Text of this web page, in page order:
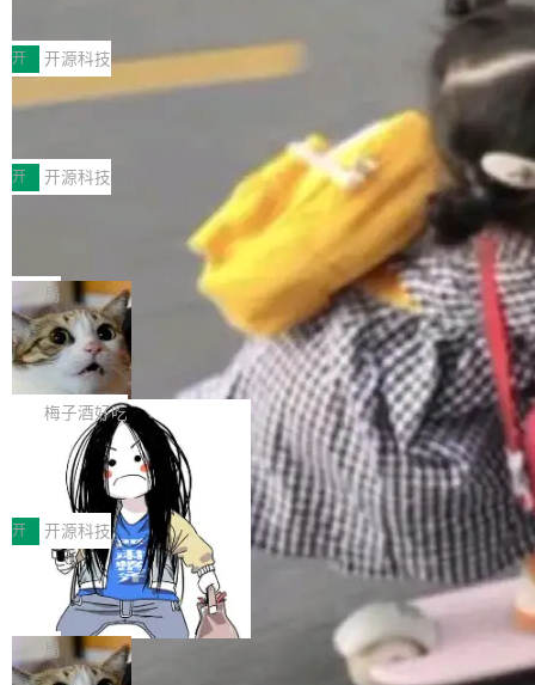
MPComm将作为一种传输引擎接入Mooncake T
ENT，实现零拷贝传输性能提升30%、非零拷贝
传输性能最高提升5倍。UCL-MPComm底层基
于自研UCL-Engine通信引擎，后续腾讯网平将
持续开源更多基于UCL-Engine的高性能通信组
件。 腾讯网平团队在UCL-MPComm中实现了一
个独立于业务线程的全局通信引擎（Engine），
型案例入选名单》，深信服“面向企业研发场景的
开源 AI 编程平台 CoStrict 应用”凭借卓越的技术
创新与落地成效成功入选。 全链路私有化部署，
助力企业AI研发安全落地 当前，越来越多企业已
经开始引入 AI Coding 工具，通过调用公有云模
型或企业内部部署模型提升研发效率。但随着 AI
Coding 从个人辅助工具逐步走向团队级、组织
级应用，企业在规模化落地过程中，对安全性、
可控性和代码质量提出了更高要求。 首先是数据
安全与合规要求。对于大多数普通研发场景，公
有云模型能够满足快速试用和效率提升的需求。
但对于金融、能源、医疗等对数据安全要求较...
开 开源科技
深信服AI算力网关入选工信部人工智能
前不久，工业和信息化部正式发布《2025年人工
智能应用典型案例名单》，集中展示人工智能在
各领域的应用成果，覆盖技术底座、行业赋能、
产品应用、支撑保障、专题等五大方向。深信服
AI算力网关（AI创新平台）成功入选！ 随着各行
各业的Agent走向规模化建设，算力构成形态逐
渐丰富，用户关注的重点也在发生变化：不只是
让AI用起来，还要进一步看清混合算力时代下，
Token花在哪里、算力是否被充分利用，以及持
续增长的AI成本该如何优化。 深信服AI算力网关
正是围绕这些实际问题，从Token治理和成本治
理两个方面，让用户的每一份算力都看得清、管
得住、用得稳、省得下、更安全！ 一、从现在开
始，Token使用一目...
开 开源科技
Jeff Dean 离开 Google：一个时代的结
束，一个实验室的开始
Google 员工编号 20。MapReduce 作者之一。
Bigtable 作者之一。TensorFlow 的作者之一。
Gemini 的架构师。Google 首席科学家。 Jeff D
ean 在 Google 工作了 27 年后，宣布离职。 他
不是一个人走。一同离开的还有 Sanjay Ghema
wat（Google 员工编号 23，Jeff Dean 二十多
年的编程搭档，MapReduce 和 Bigtable 的共同
作者）、Quoc Le（Google 大脑核心成员，Se
q2Seq 和 DocAI 的共同发明人）以及 Oriol Vin
yals（Gemini 联合负责人，AlphaSta...
局
🔥 SolonCode v2026.8.4 发布：界面
字体可调、22 种语言、记忆搜索增强
打开终端就能上岗的全中文编码智能体，这一轮
把「看得清、用母语、记得住」三件事一次补
齐。 SolonCode 是什么 SolonCode 是杭州无
耳科技研发的企业级终端编码智能体——一位全
中文驱动的数字员工，自主理解需求、规划步
骤、编写代码。不挑模型、不挑平台，curl 一行
装完即用。 开源地址：Gitee · GitCode · GitHu
b 安装 支持 Java 8+（8~26）、macOS / Linu
x / Windows / Harmony PC。 # macOS / Linu
x / Harmony PC curl -fsSL https://solon.noea
r.org/solon...
梅子酒好吃
让“代码语义理解”深度释放AI Coding
价值潜能：华为云码道（CodeArts）
代码仓技术解析
一、代码仓深度理解技术的作用与价值 在软件工
程实践中，代码仓是企业核心知识资产的主要载
体。企业级代码仓库通常包含数十万乃至数百万
个文件，其规模远超单次模型调用可承载的上下
文窗口。随着项目规模的持续扩张与代码历史的
不断累积，代码仓中的模块关系、接口契约、业
务逻辑等关键信息往往分散于数十乃至数百个文
开 开源科技
一条“删库”命令跑 17 小时，算法工程
师删光 89TB 数据只为干私活
最高人民检察院8月4日公布了一起案件：北京一
名90后算法工程师王某，为了给自己接的私活腾
服务器空间，删光了公司AI游戏部门的全部核心
局